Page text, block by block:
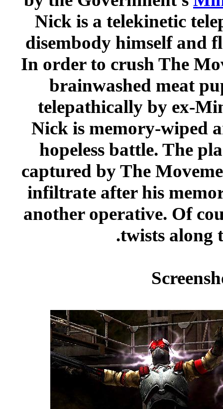
Nick is a
disembody
In order to
Nick is
hopeless
captured by
infiltrate
another